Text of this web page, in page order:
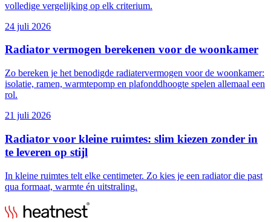
volledige vergelijking op elk criterium.
24 juli 2026
Radiator vermogen berekenen voor de woonkamer
Zo bereken je het benodigde radiatervermogen voor de woonkamer:
isolatie, ramen, warmtepomp en plafonddhoogte spelen allemaal een
rol.
21 juli 2026
Radiator voor kleine ruimtes: slim kiezen zonder in
te leveren op stijl
In kleine ruimtes telt elke centimeter. Zo kies je een radiator die past
qua formaat, warmte én uitstraling.